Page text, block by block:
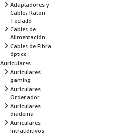
Adaptadores y
Cables Raton
Teclado
Cables de
Alimentación
Cables de Fibra
óptica
Auriculares
Auriculares
gaming
Auriculares
Ordenador
Auriculares
diadema
Auriculares
Intrauditivos